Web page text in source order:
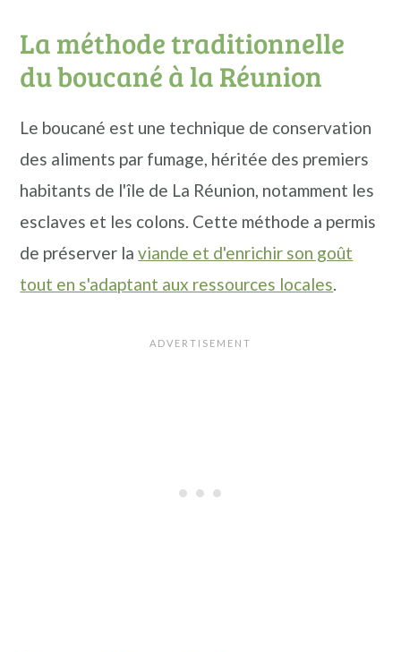
La méthode traditionnelle
du boucané à la Réunion
Le boucané est une technique de conservation
des aliments par fumage, héritée des premiers
habitants de l'île de La Réunion, notamment les
esclaves et les colons. Cette méthode a permis
de préserver laviande et d'enrichir son goût
tout en s'adaptant aux ressources locales.